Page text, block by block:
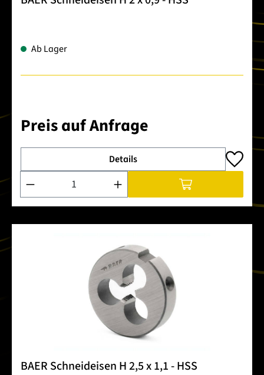
Ab Lager
Preis auf Anfrage
Details
Produkt Anzahl: Gib den gewünschten Wert ein oder
BAER Schneideisen H 2,5 x 1,1 - HSS